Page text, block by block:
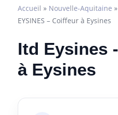
Accueil » Nouvelle-Aquitaine »
EYSINES – Coiffeur à Eysines
Itd Eysines
à Eysines